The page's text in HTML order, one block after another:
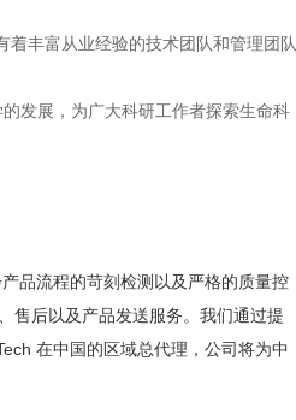
丰富从业经验的技术团队和管理团队
发展，为广大科研工作者探索生命科
品流程的苛刻检测以及严格的质量控
售后以及产品发送服务。我们通过提
在中国的区域总代理，公司将为中